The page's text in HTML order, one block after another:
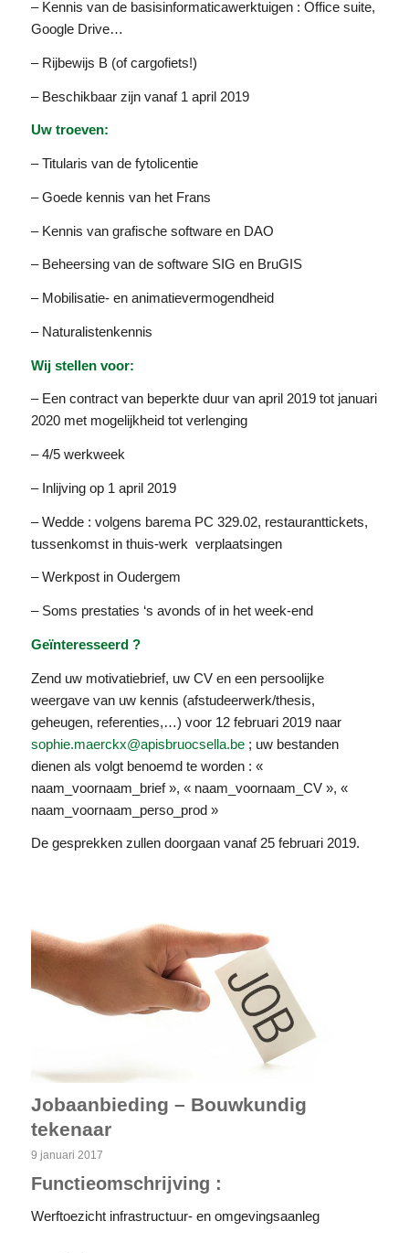
– Kennis van de basisinformaticawerktuigen : Office suite,
Google Drive…
– Rijbewijs B (of cargofiets!)
– Beschikbaar zijn vanaf 1 april 2019
Uw troeven:
– Titularis van de fytolicentie
– Goede kennis van het Frans
– Kennis van grafische software en DAO
– Beheersing van de software SIG en BruGIS
– Mobilisatie- en animatievermogendheid
– Naturalistenkennis
Wij stellen voor:
– Een contract van beperkte duur van april 2019 tot januari
2020 met mogelijkheid tot verlenging
– 4/5 werkweek
– Inlijving op 1 april 2019
– Wedde : volgens barema PC 329.02, restauranttickets,
tussenkomst in thuis-werk verplaatsingen
– Werkpost in Oudergem
– Soms prestaties ‘s avonds of in het week-end
Geïnteresseerd ?
Zend uw motivatiebrief, uw CV en een persoolijke
weergave van uw kennis (afstudeerwerk/thesis,
geheugen, referenties,…) voor 12 februari 2019 naar
sophie.maerckx@apisbruocsella.be; uw bestanden
dienen als volgt benoemd te worden : «
naam_voornaam_brief », « naam_voornaam_CV », «
naam_voornaam_perso_prod »
De gesprekken zullen doorgaan vanaf 25 februari 2019.
Jobaanbieding – Bouwkundig
tekenaar
9 januari 2017
Functieomschrijving :
Werftoezicht infrastructuur- en omgevingsaanleg